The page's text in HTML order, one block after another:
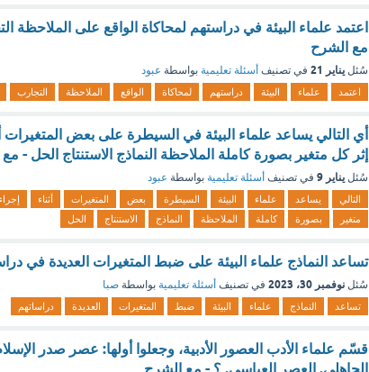
اعتمد علماء البيئة في دراستهم لمحاكاة الواقع على الملاحظة
مع الشرح
سُئل يناير 21 في تصنيف أسئلة تعليمية بواسطة عبود
اعتمد علماء البيئة دراستهم لمحاكاة الواقع الملاحظة التجارب
أي التالي يساعد علماء البيئة في السيطرة على بعض المتغيرات
إثر كل متغير بصورة كاملة الملاحظة النماذج الاستنتاج الحل -
سُئل يناير 9 في تصنيف أسئلة تعليمية بواسطة عبود
التالي يساعد علماء البيئة السيطرة بعض المتغيرات أثناء إجراء
متغير
بصورة كاملة الملاحظة النماذج الاستنتاج الحل
تساعد النماذج علماء البيئة على ضبط المتغيرات العديدة في
سُئل نوفمبر 30، 2023 في تصنيف أسئلة تعليمية بواسطة صبا
تساعد النماذج علماء البيئة ضبط المتغيرات العديدة دراساتهم
قسّم علماء الأدب العصور الأدبية، وجعلوا أولها: عصر صدر